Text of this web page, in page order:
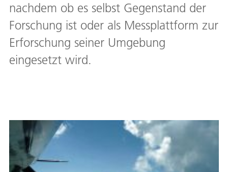
nachdem ob es selbst Gegenstand der
Forschung ist oder als Messplattform zur
Erforschung seiner Umgebung
eingesetzt wird.